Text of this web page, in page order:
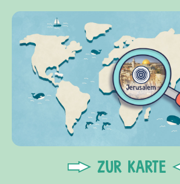
ZUR KARTE